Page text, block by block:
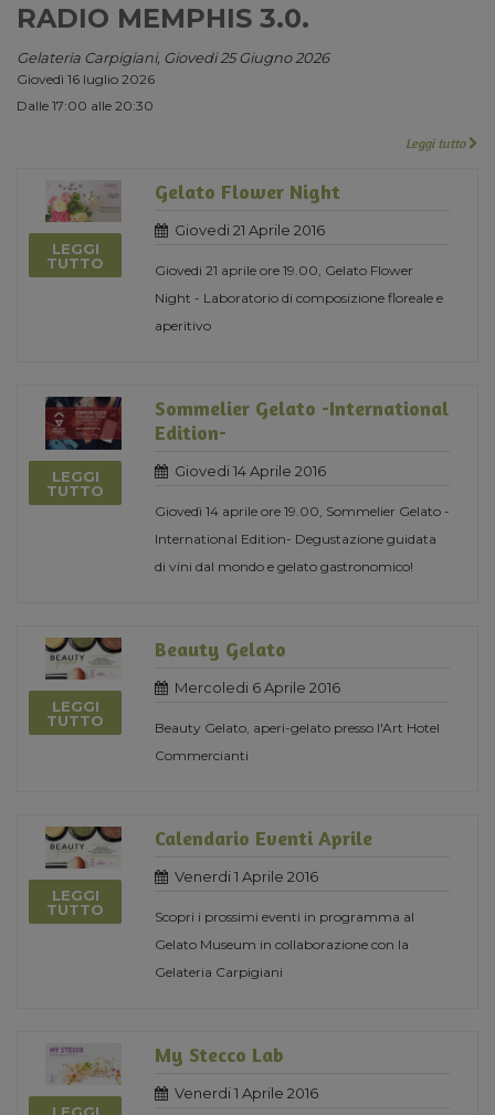
RADIO MEMPHIS 3.0.
Gelateria Carpigiani, Giovedi 25 Giugno 2026
Giovedì 16 luglio 2026
Dalle 17:00 alle 20:30
Leggi tutto
LEGGI
TUTTO
Gelato Flower Night
Giovedi 21 Aprile 2016
Giovedi 21 aprile ore 19.00, Gelato Flower
Night - Laboratorio di composizione floreale e
aperitivo
LEGGI
TUTTO
Sommelier Gelato -International
Edition-
Giovedi 14 Aprile 2016
Giovedì 14 aprile ore 19.00, Sommelier Gelato -
International Edition- Degustazione guidata
di vini dal mondo e gelato gastronomico!
LEGGI
TUTTO
Beauty Gelato
Mercoledi 6 Aprile 2016
Beauty Gelato, aperi-gelato presso l'Art Hotel
Commercianti
LEGGI
TUTTO
Calendario Eventi Aprile
Venerdi 1 Aprile 2016
Scopri i prossimi eventi in programma al
Gelato Museum in collaborazione con la
Gelateria Carpigiani
My Stecco Lab
Venerdi 1 Aprile 2016